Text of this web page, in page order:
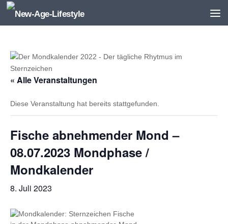
Zum Inhalt springen
« Alle Veranstaltungen
Diese Veranstaltung hat bereits stattgefunden.
Fische abnehmender Mond –
08.07.2023 Mondphase /
Mondkalender
8. Juli 2023